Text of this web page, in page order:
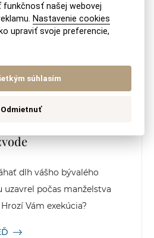
dlh vášho bývalého
uzavrel počas manželstva
Vám exekúcia?
funkčnosť našej webovej
Nastavenie cookies
upraviť svoje preferencie,
súhlasím
Odmietnuť